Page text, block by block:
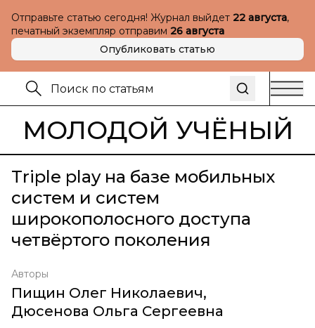
Отправьте статью сегодня! Журнал выйдет 22 августа,
печатный экземпляр отправим 26 августа
Опубликовать статью
МОЛОДОЙ УЧЁНЫЙ
Triple play на базе мобильных
систем и систем
широкополосного доступа
четвёртого поколения
Авторы
Пищин Олег Николаевич,
Дюсенова Ольга Сергеевна